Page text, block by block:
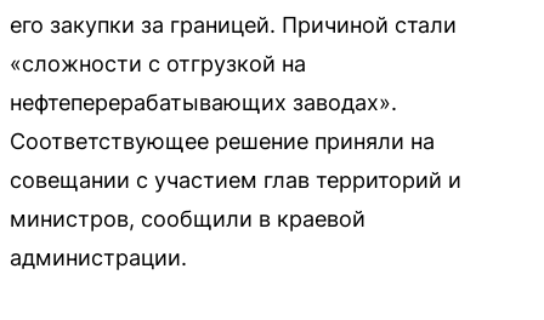
его закупки за границей. Причиной стали
«сложности с отгрузкой на
нефтеперерабатывающих заводах».
Соответствующее решение приняли на
совещании с участием глав территорий и
министров, сообщили в краевой
администрации.